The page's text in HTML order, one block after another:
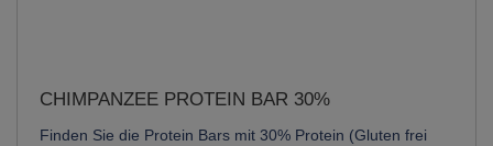
CHIMPANZEE PROTEIN BAR 30%
Finden Sie die Protein Bars mit 30% Protein (Gluten frei